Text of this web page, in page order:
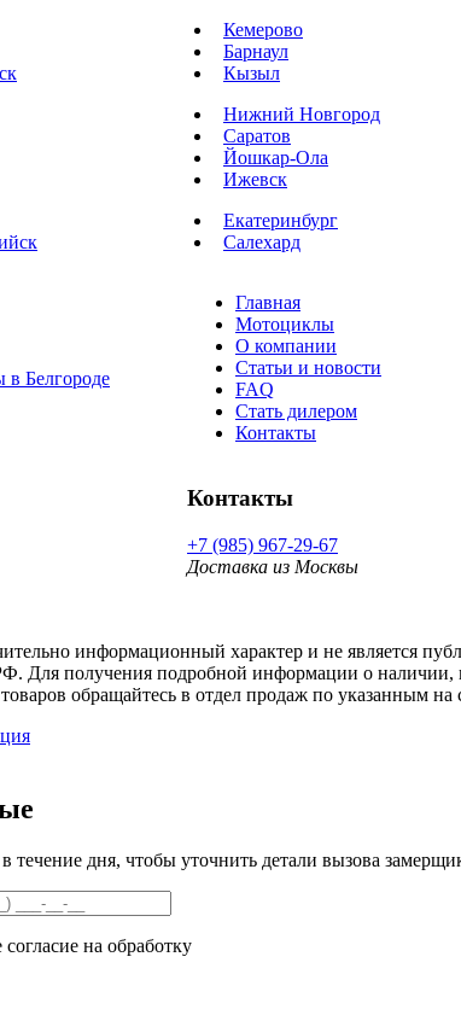
Кемерово
Барнаул
Кызыл
Нижний Новгород
Саратов
Йошкар-Ола
Ижевск
Екатеринбург
Салехард
в Белгороде
Главная
Мотоциклы
О компании
Статьи и новости
FAQ
Стать дилером
Контакты
Контакты
+7 (985) 967-29-67
Доставка из Москвы
информационный характер и не является
Для получения подробной информации о наличии,
обращайтесь в отдел продаж по указанным на
дня, чтобы уточнить детали вызова
на обработку